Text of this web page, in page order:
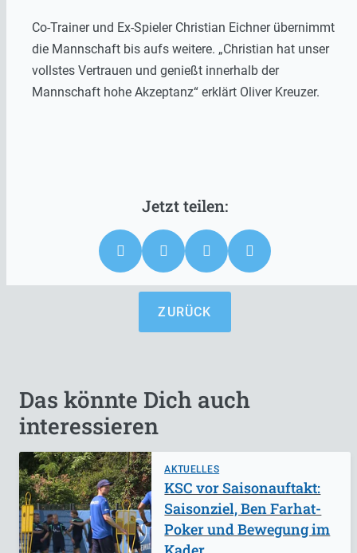
Co-Trainer und Ex-Spieler Christian Eichner übernimmt
die Mannschaft bis aufs weitere. „Christian hat unser
vollstes Vertrauen und genießt innerhalb der
Mannschaft hohe Akzeptanz“ erklärt Oliver Kreuzer.
ZURÜCK
Das könnte Dich auch
interessieren
AKTUELLES
KSC vor Saisonauftakt:
Saisonziel, Ben Farhat-
Poker und Bewegung im